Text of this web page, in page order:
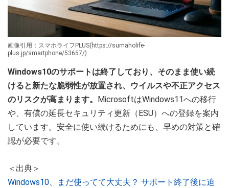
画像引用：スマホライフPLUS(https://sumaholife-
plus.jp/smartphone/53657/)
Windows10のサポートは終了しており、そのまま使い続
けると新たな脆弱性が放置され、ウイルスや不正アクセス
のリスクが高まります。 MicrosoftはWindows11への移行
や、有償の延長セキュリティ更新（ESU）への登録を案内
しています。安全に使い続けるためにも、早めの対策と確
認が必要です。
＜出典＞
Windows10、まだ使ってて大丈夫？ サポート終了後に迫